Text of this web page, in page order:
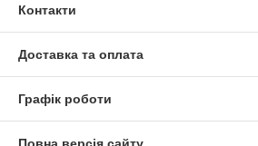
Контакти
Доставка та оплата
Графік роботи
Повна версія сайту